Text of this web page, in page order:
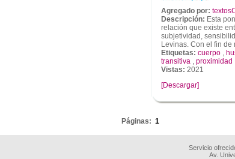
Agregado por:
Descripción: Esta
relación que existe
subjetividad,
Levinas. Con el fin de
Etiquetas: cuerpo ,
transitiva , proximidad
Vistas: 2021
[Descargar]
Páginas: 1
Servicio
Av.